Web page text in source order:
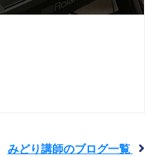
みどり講師のブログ一覧